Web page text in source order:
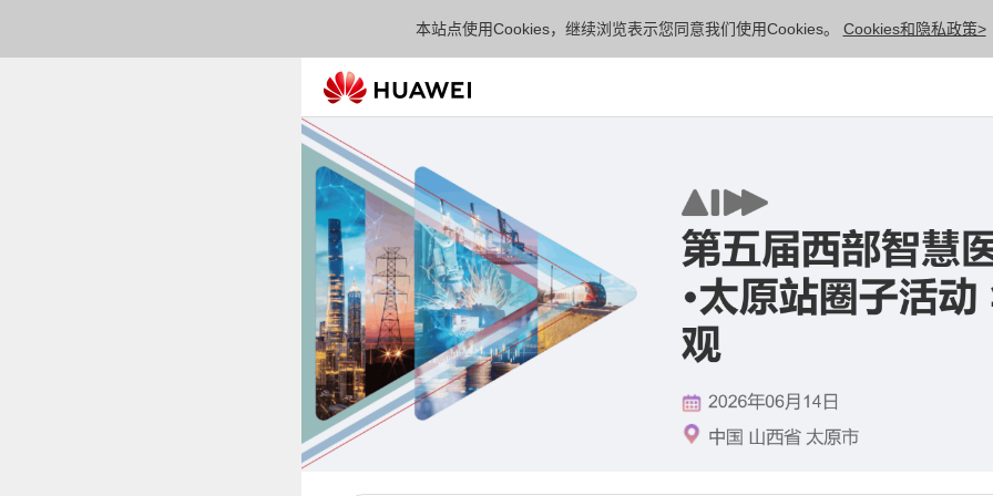
本站点使用Cookies，继续浏览表示您同意我们使用Cookies。 Cookies和隐私政策>